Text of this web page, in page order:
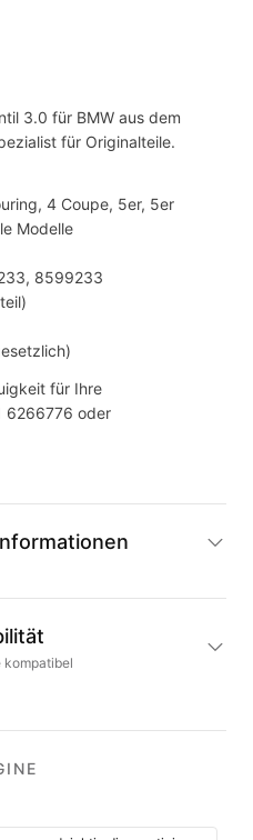
3.0 für BMW aus dem
für Originalteile.
4 Coupe, 5er, 5er
Modelle
8599233
für Ihre
6266776 oder
kompatibel